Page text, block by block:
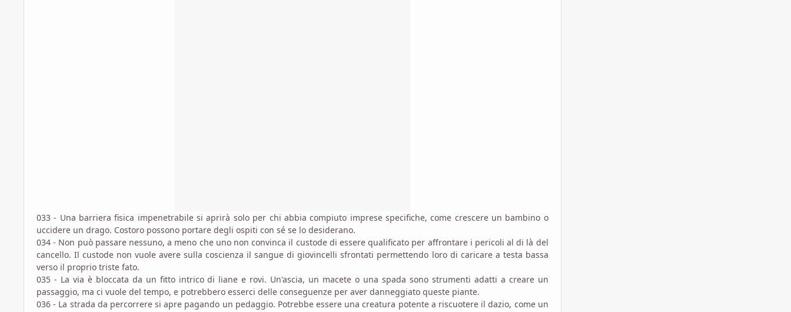
033 - Una barriera fisica impenetrabile si aprirà solo per chi abbia compiuto imprese specifiche, come crescere un bambino o
uccidere un drago. Costoro possono portare degli ospiti con sé se lo desiderano.
034 - Non può passare nessuno, a meno che uno non convinca il custode di essere qualificato per affrontare i pericoli al di là del
cancello. Il custode non vuole avere sulla coscienza il sangue di giovincelli sfrontati permettendo loro di caricare a testa bassa
verso il proprio triste fato.
035 - La via è bloccata da un fitto intrico di liane e rovi. Un'ascia, un macete o una spada sono strumenti adatti a creare un
passaggio, ma ci vuole del tempo, e potrebbero esserci delle conseguenze per aver danneggiato queste piante.
036 - La strada da percorrere si apre pagando un pedaggio. Potrebbe essere una creatura potente a riscuotere il dazio, come un